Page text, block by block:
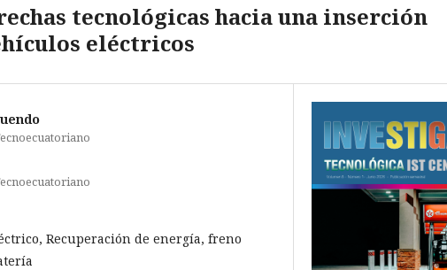
tecnológicas hacia una inserción
eléctricos
Recuperación de energía, freno